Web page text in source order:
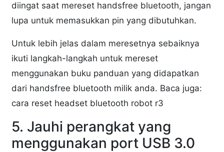
diingat saat mereset handsfree bluetooth, jangan
lupa untuk memasukkan pin yang dibutuhkan.
Untuk lebih jelas dalam meresetnya sebaiknya
ikuti langkah-langkah untuk mereset
menggunakan buku panduan yang didapatkan
dari handsfree bluetooth milik anda. Baca juga:
cara reset headset bluetooth robot r3
5. Jauhi perangkat yang
menggunakan port USB 3.0